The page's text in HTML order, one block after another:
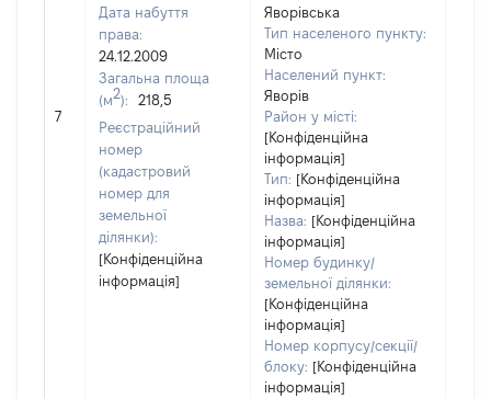
7
Дата набуття
права:
24.12.2009
Загальна площа
(м2):
218,5
Реєстраційний
номер
(кадастровий
номер для
земельної
ділянки):
[Конфіденційна
інформація]
Яворівська
Тип населеного пункту:
Місто
Населений пункт:
Яворів
Район у місті:
[Конфіденційна
інформація]
Тип: [Конфіденційна
інформація]
Назва: [Конфіденційна
інформація]
Номер будинку/
земельної ділянки:
[Конфіденційна
інформація]
Номер корпусу/секції/
блоку: [Конфіденційна
інформація]